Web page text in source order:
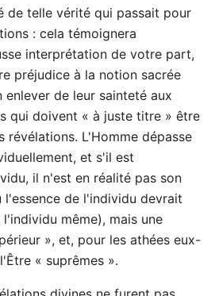
de telle vérité qui passait pour
: cela témoignera
interprétation de votre part,
préjudice à la notion sacrée
enlever de leur sainteté aux
qui doivent « à juste titre » être
révélations. L'Homme dépasse
et s'il est
il n'est en réalité pas son
l'essence de l'individu devrait
même), mais une
», et, pour les athées eux-
« suprêmes ».